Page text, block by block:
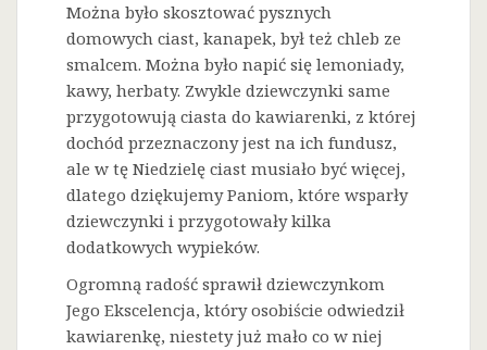
Można było skosztować pysznych
domowych ciast, kanapek, był też chleb ze
smalcem. Można było napić się lemoniady,
kawy, herbaty. Zwykle dziewczynki same
przygotowują ciasta do kawiarenki, z której
dochód przeznaczony jest na ich fundusz,
ale w tę Niedzielę ciast musiało być więcej,
dlatego dziękujemy Paniom, które wsparły
dziewczynki i przygotowały kilka
dodatkowych wypieków.
Ogromną radość sprawił dziewczynkom
Jego Ekscelencja, który osobiście odwiedził
kawiarenkę, niestety już mało co w niej